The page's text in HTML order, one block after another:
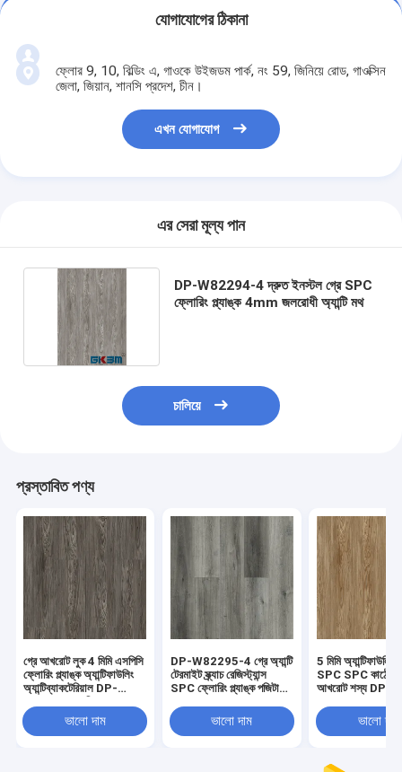
যোগাযোগের ঠিকানা
ফ্লোর 9, 10, বিল্ডিং এ, গাওকে উইজডম পার্ক, নং 59, জিনিয়ে রোড, গাওক্সিন
জেলা, জিয়ান, শানসি প্রদেশ, চীন।
এখন যোগাযোগ
এর সেরা মূল্য পান
DP-W82294-4 দ্রুত ইনস্টল গ্রে SPC
ফ্লোরিং প্ল্যাঙ্ক 4mm জলরোধী অ্যান্টি মথ
চালিয়ে
প্রস্তাবিত পণ্য
গ্রে আখরোট লুক 4 মিমি এসপিসি
ফ্লোরিং প্ল্যাঙ্ক অ্যান্টিফাউলিং
অ্যান্টিব্যাকটেরিয়াল DP-
ভালো দাম
DP-W82295-4 গ্রে অ্যান্টি
টেরমাইট স্ক্র্যাচ রেজিস্ট্যান্স
SPC ফ্লোরিং প্ল্যাঙ্ক পজিটানো
ভালো দাম
5 মিমি অ্যান্টিফাউলিং
SPC SPC কাঠের
আখরোট শস্য DP-
ভালো দাম